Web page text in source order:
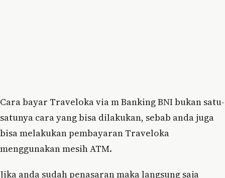
Cara bayar Traveloka via m Banking BNI bukan satu-
satunya cara yang bisa dilakukan, sebab anda juga
bisa melakukan pembayaran Traveloka
menggunakan mesih ATM.
Jika anda sudah penasaran maka langsung saja